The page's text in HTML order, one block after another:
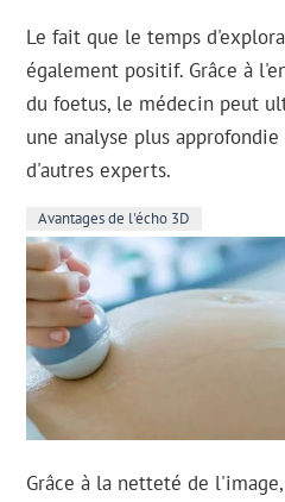
Le fait que le temps
également positif. Grâce à
du foetus, le médecin peut
une analyse plus
d'autres experts.
Avantages de l'écho 3D
Grâce à la netteté de